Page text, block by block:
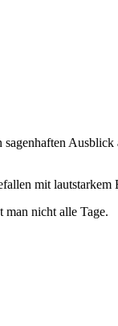
Ausblick
mit
man nicht alle Tage.